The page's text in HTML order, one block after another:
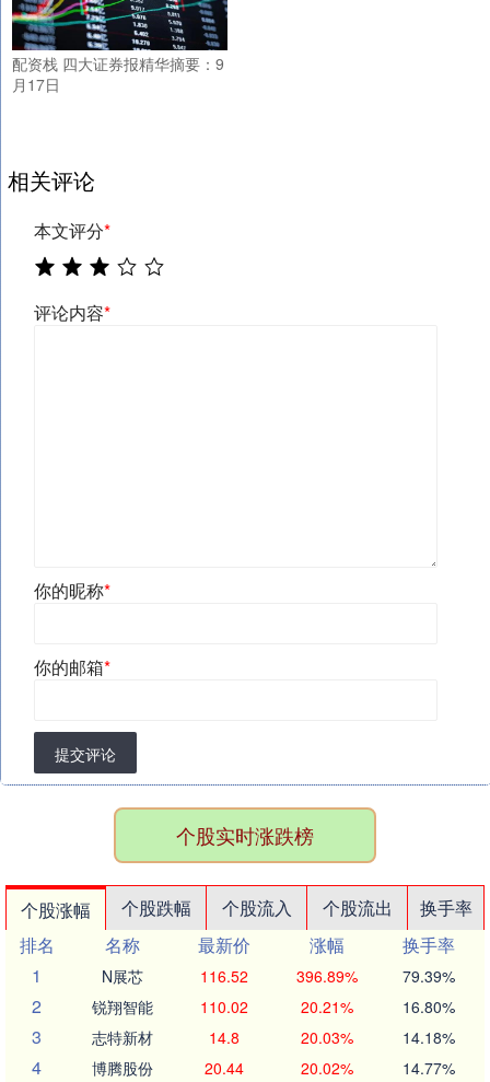
配资栈 四大证券报精华摘要：9
月17日
相关评论
本文评分*
评论内容*
你的昵称*
你的邮箱*
提交评论
个股实时涨跌榜
个股涨幅 个股跌幅 个股流入 个股流出
换手率
排名
名称 最新价 涨幅
换手率
1
N展芯 116.52 396.89% 79.39%
2 锐翔智能 110.02 20.21% 16.80%
3 志特新材 14.8 20.03% 14.18%
4 博腾股份 20.44 20.02% 14.77%